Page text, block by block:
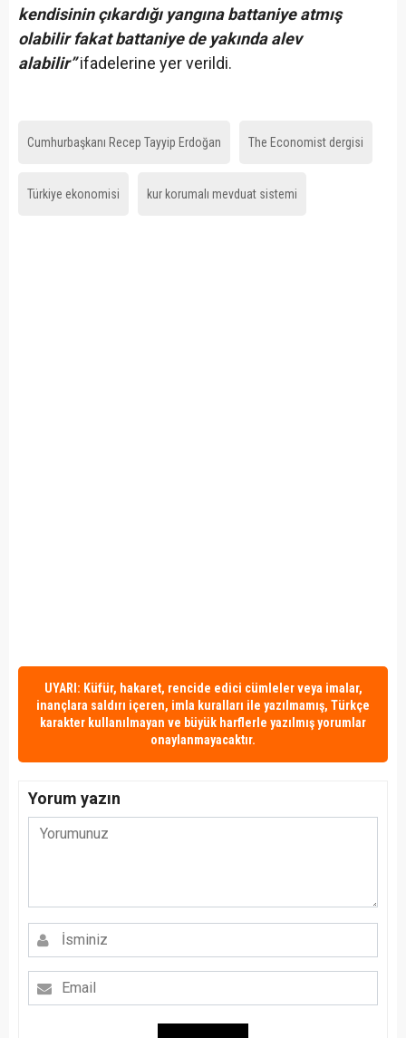
kendisinin çıkardığı yangına battaniye atmış
olabilir fakat battaniye de yakında alev
alabilir”ifadelerine yer verildi.
Cumhurbaşkanı Recep Tayyip Erdoğan The Economist dergisi
Türkiye ekonomisi kur korumalı mevduat sistemi
UYARI: Küfür, hakaret, rencide edici cümleler veya imalar,
inançlara saldırı içeren, imla kuralları ile yazılmamış, Türkçe
karakter kullanılmayan ve büyük harflerle yazılmış yorumlar
onaylanmayacaktır.
Yorum yazın